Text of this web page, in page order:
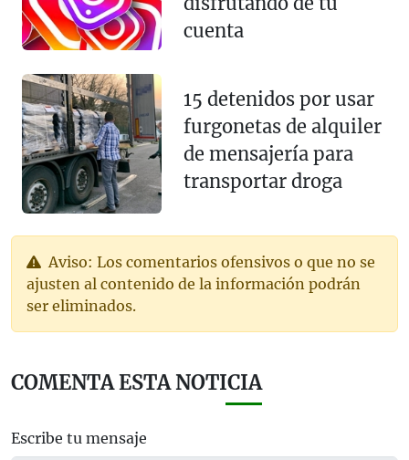
cuenta
15 detenidos por usar
furgonetas de alquiler
de mensajería para
transportar droga
Aviso: Los comentarios ofensivos o que no se
ajusten al contenido de la información podrán
ser eliminados.
COMENTA ESTA NOTICIA
Escribe tu mensaje